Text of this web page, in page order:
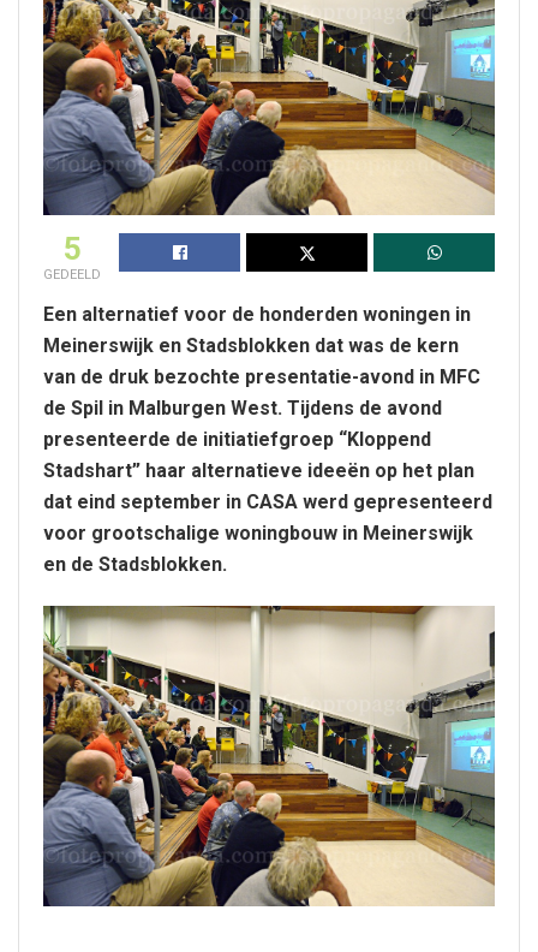
5
GEDEELD
Een alternatief voor de honderden woningen in
Meinerswijk en Stadsblokken dat was de kern
van de druk bezochte presentatie-avond in MFC
de Spil in Malburgen West. Tijdens de avond
presenteerde de initiatiefgroep “Kloppend
Stadshart” haar alternatieve ideeën op het plan
dat eind september in CASA werd gepresenteerd
voor grootschalige woningbouw in Meinerswijk
en de Stadsblokken.